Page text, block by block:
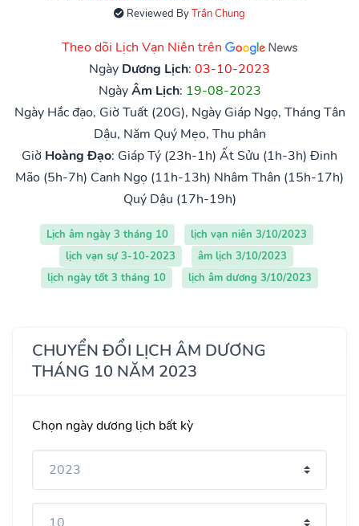
Reviewed ByTrần Chung
Theo dõi Lịch Vạn Niên trên
Ngày Dương Lịch: 03-10-2023
NgàyÂm Lịch: 19-08-2023
Ngày Hắc đạo, Giờ Tuất (20G), Ngày Giáp Ngọ, Tháng Tân
Dậu, Năm Quý Mẹo, Thu phân
Giờ Hoàng Đạo: Giáp Tý (23h-1h) Ất Sửu (1h-3h) Đinh
Mão (5h-7h) Canh Ngọ (11h-13h) Nhâm Thân (15h-17h)
Quý Dậu (17h-19h)
Lịch âm ngày 3 tháng 10
lịch vạn niên 3/10/2023
lịch vạn sự 3-10-2023
âm lịch 3/10/2023
lịch ngày tốt 3 tháng 10
lịch âm dương 3/10/2023
CHUYỂN ĐỔI LỊCH ÂM DƯƠNG
THÁNG 10 NĂM 2023
Chọn ngày dương lịch bất kỳ